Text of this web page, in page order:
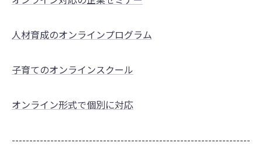
人材育成のオンラインプログラム
子育てのオンラインスクール
オンライン形式で個別に対応
--------------------------------------------------------------------